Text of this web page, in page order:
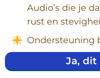
Audio’s die je
rust en
Ondersteuning
Ja, dit